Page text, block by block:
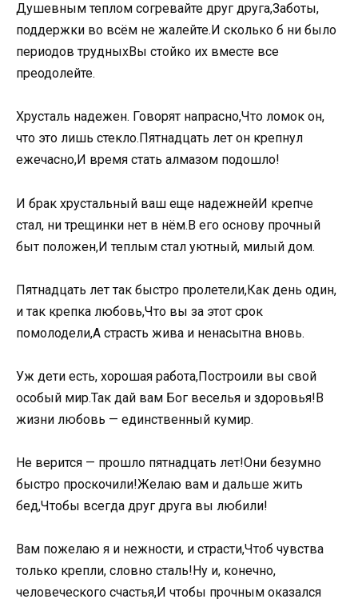
Душевным теплом согревайте друг друга,Заботы,
поддержки во всём не жалейте.И сколько б ни было
периодов трудныхВы стойко их вместе все
преодолейте.
Хрусталь надежен. Говорят напрасно,Что ломок он,
что это лишь стекло.Пятнадцать лет он крепнул
ежечасно,И время стать алмазом подошло!
И брак хрустальный ваш еще надежнейИ крепче
стал, ни трещинки нет в нём.В его основу прочный
быт положен,И теплым стал уютный, милый дом.
Пятнадцать лет так быстро пролетели,Как день один,
и так крепка любовь,Что вы за этот срок
помолодели,А страсть жива и ненасытна вновь.
Уж дети есть, хорошая работа,Построили вы свой
особый мир.Так дай вам Бог веселья и здоровья!В
жизни любовь — единственный кумир.
Не верится — прошло пятнадцать лет!Они безумно
быстро проскочили!Желаю вам и дальше жить
бед,Чтобы всегда друг друга вы любили!
Вам пожелаю я и нежности, и страсти,Чтоб чувства
только крепли, словно сталь!Ну и, конечно,
человеческого счастья,И чтобы прочным оказался